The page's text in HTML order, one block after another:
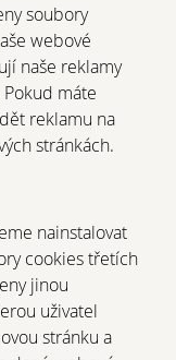
soubory
webové
naše reklamy
máte
reklamu na
stránkách.
nainstalovat
cookies třetích
jinou
uživatel
stránku a